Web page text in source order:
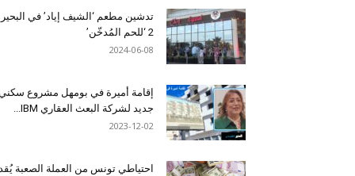
تدشين مطعم ‘الشيف إياد’ في
2 ‘للحم المُدخّن’
2024-06-08
إقامة أميرة في بومهل مشروع
جديد لشركة البعث العقاري IBM...
2023-12-02
احتياطي تونس من العملة الصعبة